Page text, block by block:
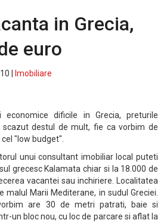
in Grecia,
euro
|
Imobiliare
dificile in Grecia, preturile
destul de mult, fie ca vorbim de
"low budget".
unui consultant imobiliar local puteti
grecesc Kalamata chiar si la 18.000 de
vacantei sau inchiriere. Localitatea
Marii Mediterane, in sudul Greciei.
are 30 de metri patrati, baie si
un bloc nou, cu loc de parcare si aflat la